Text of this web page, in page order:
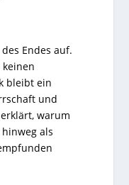
Endes auf.
keinen
bleibt ein
und
warum
als